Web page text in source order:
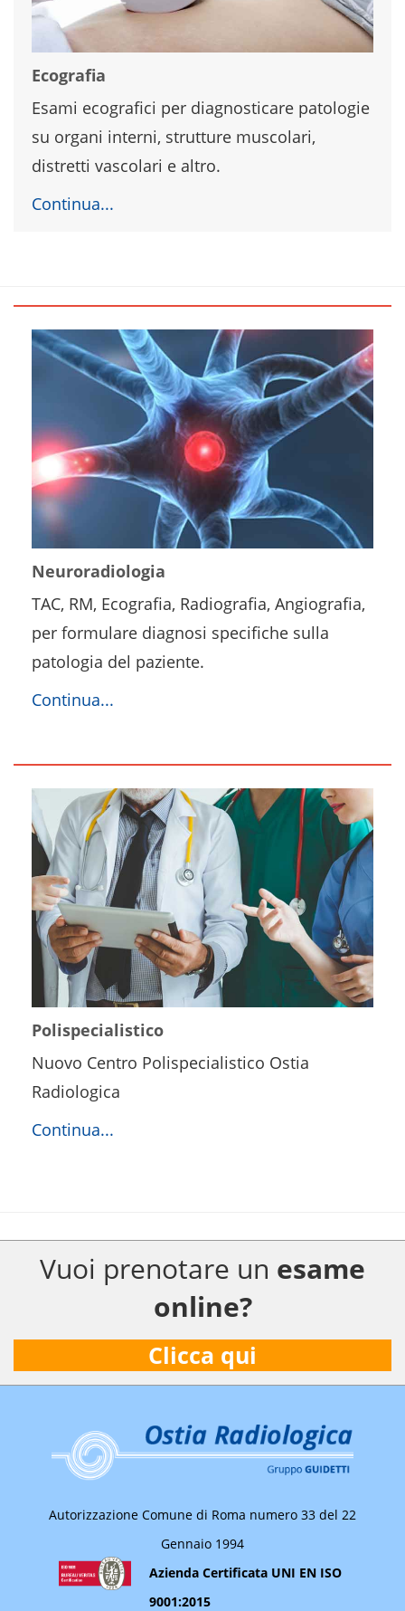
Ecografia
Esami ecografici per diagnosticare patologie
su organi interni, strutture muscolari,
distretti vascolari e altro.
Continua...
Neuroradiologia
TAC, RM, Ecografia, Radiografia, Angiografia,
per formulare diagnosi specifiche sulla
patologia del paziente.
Continua...
Polispecialistico
Nuovo Centro Polispecialistico Ostia
Radiologica
Continua...
Vuoi prenotare un esame
online?
Clicca qui
Autorizzazione Comune di Roma numero 33 del 22
Gennaio 1994
Azienda Certificata UNI EN ISO
9001:2015